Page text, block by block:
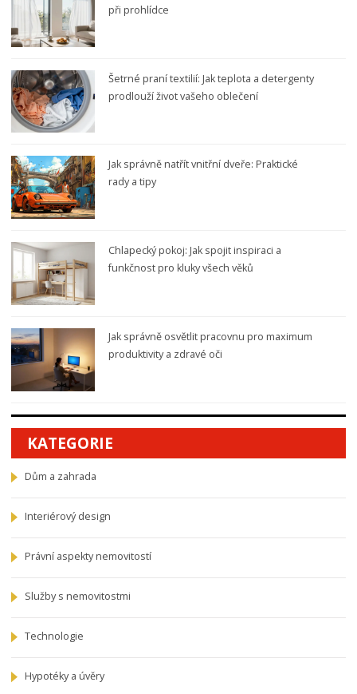
při prohlídce
Šetrné praní textilií: Jak teplota a detergenty
prodlouží život vašeho oblečení
Jak správně natřít vnitřní dveře: Praktické
rady a tipy
Chlapecký pokoj: Jak spojit inspiraci a
funkčnost pro kluky všech věků
Jak správně osvětlit pracovnu pro maximum
produktivity a zdravé oči
KATEGORIE
Dům a zahrada
Interiérový design
Právní aspekty nemovitostí
Služby s nemovitostmi
Technologie
Hypotéky a úvěry